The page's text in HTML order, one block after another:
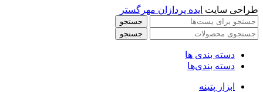
طراحی سایت ایده پردازان مهرگستر
جستجو
جستجو
دسته بندی ها
دسته بندی‌ها
ابزار پتینه